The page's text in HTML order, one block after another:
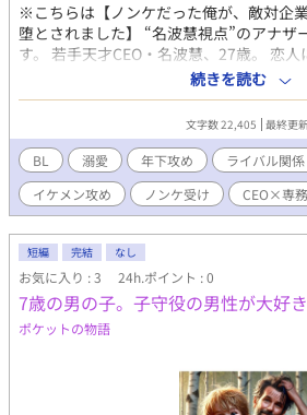
※こちらは【ノンケだった俺が、敵対企
堕とされました】 “名波慧視点”のアナザ
す。 若手天才CEO・名波慧、27歳。 恋人
偶然助けた男・京介に一目惚れ。 この人
る――。 そして翌週の大舞台にて、運命
対企業ステラの専務だった。 ビジネスで
は一途に口説き落とす。 ビジネスライバ
で、想いで、全てを賭けて――。 一目惚れ
愛ストーリー。 ※本編完結済み。 先に【
企業の年下イケメンCEOに堕とされまし
すすめします。 R描写あり。
続きを読む
文字数 22,405 最終更
BL 溺愛 年下攻め ライバル関係
イケメン攻め
ノンケ受け CEO×専務
短編 完結 なし
お気に入り : 3 24h.ポイント : 0
7歳の男の子。子守役の男性が大好き
ポケットの物語